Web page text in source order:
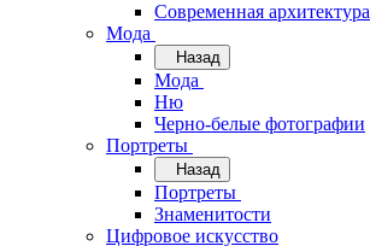
Современная архитектура
Мода
Назад
Мода
Ню
Черно-белые фотографии
Портреты
Назад
Портреты
Знаменитости
Цифровое искусство